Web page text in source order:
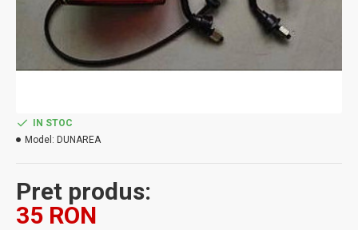
Pret produs:
35 RON
IN STOC
Model: DUNAREA